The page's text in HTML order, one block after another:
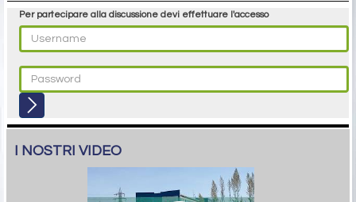
Per partecipare alla discussione devi effettuare l'accesso
I NOSTRI VIDEO